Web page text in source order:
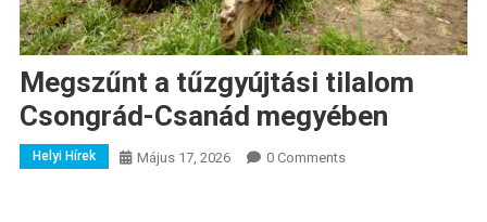
Megszűnt a tűzgyújtási tilalom
Csongrád-Csanád megyében
Helyi Hírek Május 17, 2026 0 Comments